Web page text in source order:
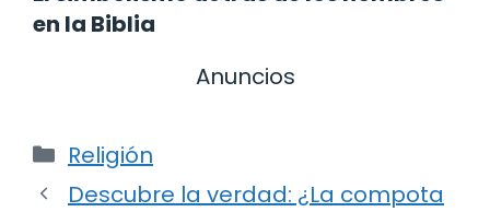
en la Biblia
Anuncios
Categorías
Religión
Descubre la verdad: ¿La compota